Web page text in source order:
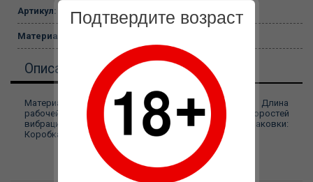
Артикул: 5923-23 PD
Материал:
Описание
Материал: Силикон Вибрация: Да Длина, см: 14.00 Длина
рабочей зоны, см: 8.00 Диаметр, см: 2.00 Кол-во скоростей
вибрации: 3 Кол-во режимов вибрации: 8 Тип упаковки:
Коробка Торговая марка: Pipedream Цвет: Черный
Подтвердите возраст